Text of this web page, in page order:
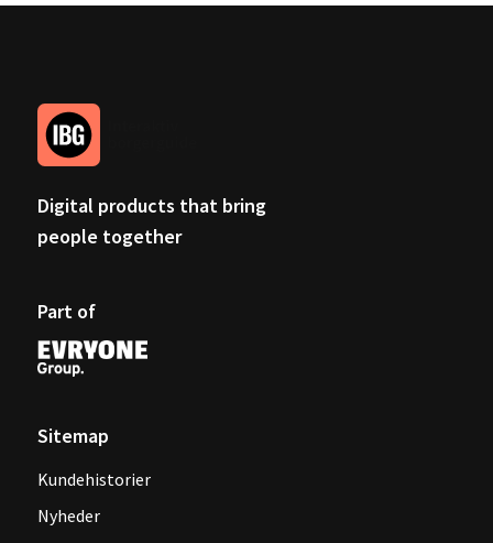
Digital products that bring
people together
Part of
Sitemap
Kundehistorier
Nyheder